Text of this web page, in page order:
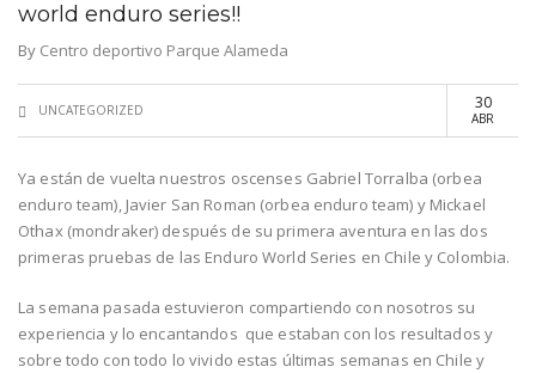
world enduro series!!
By Centro deportivo Parque Alameda
UNCATEGORIZED 30
ABR
Ya están de vuelta nuestros oscenses Gabriel Torralba (orbea
enduro team), Javier San Roman (orbea enduro team) y Mickael
Othax (mondraker) después de su primera aventura en las dos
primeras pruebas de las Enduro World Series en Chile y Colombia.
La semana pasada estuvieron compartiendo con nosotros su
experiencia y lo encantandos que estaban con los resultados y
sobre todo con todo lo vivido estas últimas semanas en Chile y